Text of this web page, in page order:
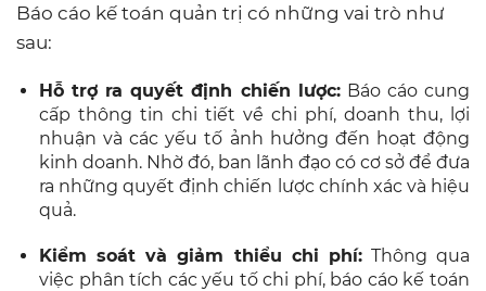
Báo cáo kế toán quản trị có những vai trò như
sau:
Hỗ trợ ra quyết định chiến lược:Báo cáo cung
cấp thông tin chi tiết về chi phí, doanh thu, lợi
nhuận và các yếu tố ảnh hưởng đến hoạt động
kinh doanh. Nhờ đó, ban lãnh đạo có cơ sở để đưa
ra những quyết định chiến lược chính xác và hiệu
quả.
Kiểm soát và giảm thiểu chi phí:Thông qua
việc phân tích các yếu tố chi phí, báo cáo kế toán